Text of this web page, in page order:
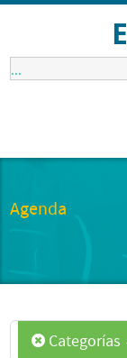
...
Agenda
Categorías